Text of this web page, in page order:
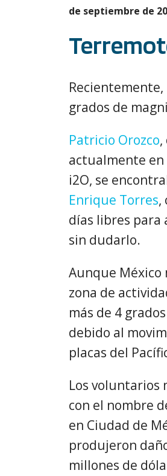
de septiembre de
grados de
Patricio Orozco,
actualmente en
i2O, se
Enrique Torres,
días libres para
sin dudarlo.
Aunque México
zona de
más de 4
debido al
placas del
Los voluntarios
con el nombre
en Ciudad de
produjeron
millones de